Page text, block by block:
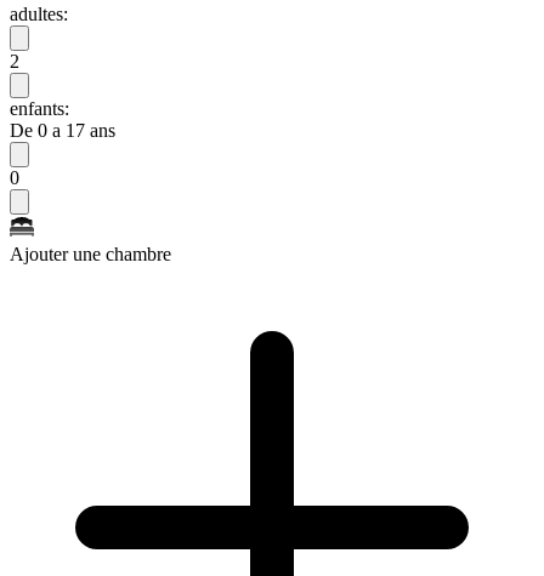
adultes:
2
enfants:
De 0 a 17 ans
0
Ajouter une chambre